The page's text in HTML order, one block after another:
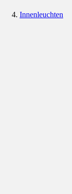
Innenleuchten